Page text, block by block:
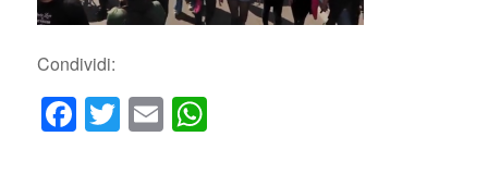
Condividi:
Facebook
Twitter
EmailWhatsApp